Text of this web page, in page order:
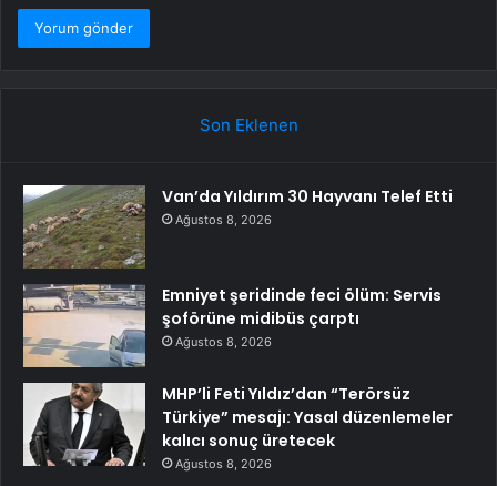
Son Eklenen
Van’da Yıldırım 30 Hayvanı Telef Etti
Ağustos 8, 2026
Emniyet şeridinde feci ölüm: Servis
şoförüne midibüs çarptı
Ağustos 8, 2026
MHP’li Feti Yıldız’dan “Terörsüz
Türkiye” mesajı: Yasal düzenlemeler
kalıcı sonuç üretecek
Ağustos 8, 2026